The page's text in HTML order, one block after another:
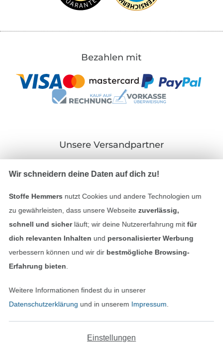
Bezahlen mit
Unsere Versandpartner
Impressum
AGB
Widerrufsrecht
In den deutschen Shop wechseln (aktuell
Wir schneidern deine Daten auf dich zu!
Stoffe Hemmers nutzt Cookies und andere Technologien um
zu gewährleisten, dass unsere Webseite zuverlässig,
schnell und sicherläuft; wir deine Nutzererfahrung mitfür
dich relevanten Inhalten und personalisierter Werbung
verbessern können und wir dir bestmögliche Browsing-
Erfahrung bieten
Weitere Informationen findest du in unserer
Datenschutzerklärung und in unserem Impressum
Einstellungen